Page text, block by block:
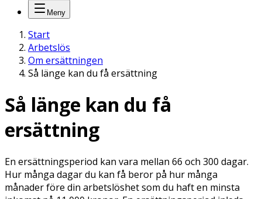
Meny
Start
Arbetslös
Om ersättningen
Så länge kan du få ersättning
Så länge kan du få
ersättning
En ersättningsperiod kan vara mellan 66 och 300 dagar.
Hur många dagar du kan få beror på hur många
månader före din arbetslöshet som du haft en minsta